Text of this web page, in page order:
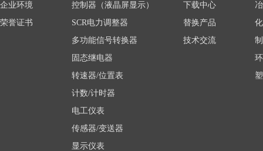
企业环境
荣誉证书
控制器（液晶屏显示）
SCR电力调整器
多功能信号转换器
固态继电器
转速器/位置表
计数/计时器
电工仪表
传感器/变送器
显示仪表
下载中心
替换产品
技术交流